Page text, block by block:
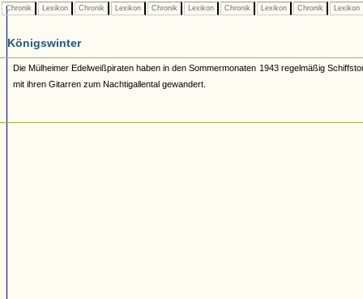
Chronik Lexikon Chronik Lexikon Chronik Lexikon Chronik Lexikon Chronik Lexikon
Königswinter
Die Mülheimer Edelweißpiraten haben in den Sommermonaten 1943 regelmäßig
mit ihren Gitarren zum Nachtigallental gewandert.